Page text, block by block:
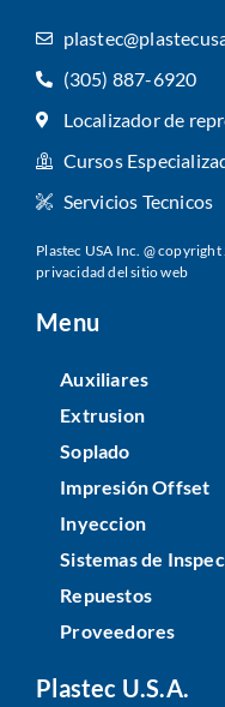
(305) 887-6920
Localizador de
Cursos
Servicios Tecnicos
Plastec USA Inc. @
privacidad del sitio web
Menu
Auxiliares
Extrusion
Soplado
Impresión Offset
Inyeccion
Sistemas de
Repuestos
Proveedores
Plastec U.S.A.